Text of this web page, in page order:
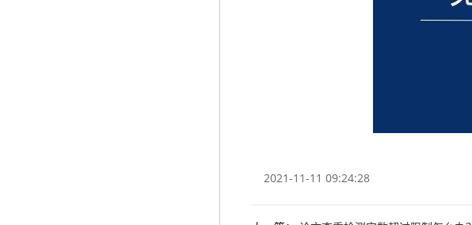
2021-11-11 09:24:28